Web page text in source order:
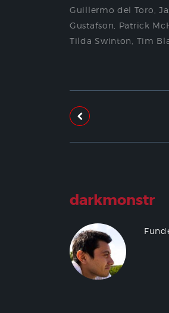
Guillermo del Toro ,
Gustafson
Patrick
Tilda Swinton
Tim
darkmonstr